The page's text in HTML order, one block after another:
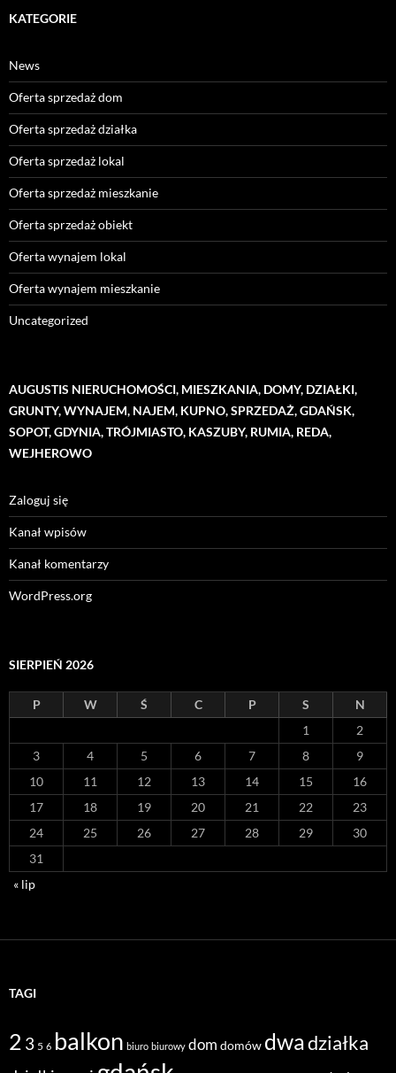
KATEGORIE
News
Oferta sprzedaż dom
Oferta sprzedaż działka
Oferta sprzedaż lokal
Oferta sprzedaż mieszkanie
Oferta sprzedaż obiekt
Oferta wynajem lokal
Oferta wynajem mieszkanie
Uncategorized
AUGUSTIS NIERUCHOMOŚCI, MIESZKANIA, DOMY, DZIAŁKI,
GRUNTY, WYNAJEM, NAJEM, KUPNO, SPRZEDAŻ, GDAŃSK,
SOPOT, GDYNIA, TRÓJMIASTO, KASZUBY, RUMIA, REDA,
WEJHEROWO
Zaloguj się
Kanał wpisów
Kanał komentarzy
WordPress.org
SIERPIEŃ 2026
P W Ś C P S
N
1
2
3
4 5 6 7 8
9
10
11 12 13 14 15
16
17
18 19 20 21 22
23
24
25 26 27 28 29
30
31
« lip
TAGI
2 3 5 6 balkon biuro biurowy dom domów dwadziałka